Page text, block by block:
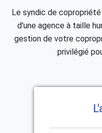
Le syndic de
d'une agence à taille
gestion de votre
privilégié